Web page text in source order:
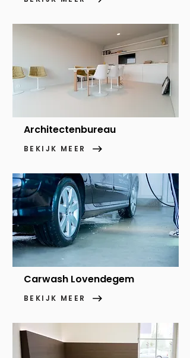
Architectenbureau
BEKIJK MEER
Carwash Lovendegem
BEKIJK MEER